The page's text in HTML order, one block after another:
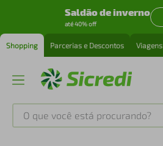
Saldão de inverno
até 40% off
Shopping Parcerias e Descontos Viagens
O que você está procurando?